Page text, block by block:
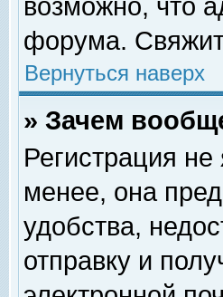
возможно, что
форума.
Вернуться наверх
» Зачем
Регистрация
менее, она
удобства,
отправку и